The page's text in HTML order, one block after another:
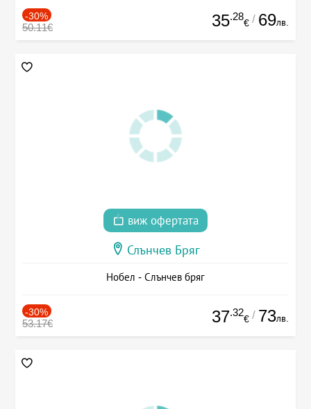
-30%
50.11€ 35.28
€ / 69лв.
виж офертата
Слънчев Бряг
Нобел - Слънчев бряг
-30%
53.17€ 37.32
€ / 73лв.